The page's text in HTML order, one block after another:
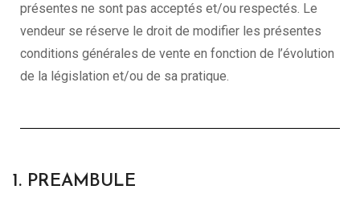
présentes ne sont pas acceptés et/ou respectés. Le
vendeur se réserve le droit de modifier les présentes
conditions générales de vente en fonction de l’évolution
de la législation et/ou de sa pratique.
1. PREAMBULE